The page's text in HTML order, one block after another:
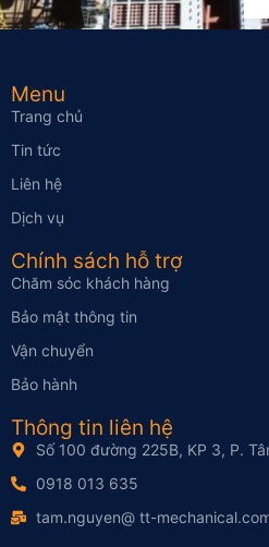
Menu
Trang chủ
Tin tức
Liên hệ
Dịch vụ
Chính sách hỗ trợ
Chăm sóc khách hàng
Bảo mật thông tin
Vận chuyển
Bảo hành
Thông tin liên hệ
Số 100 đường 225B, KP 3, P.
0918 013 635
tam.nguyen@ tt-